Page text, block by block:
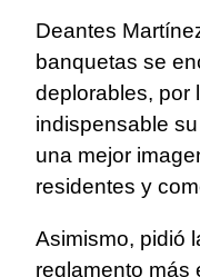
Deantes
banquetas se
deplorables, por
indispensable
una mejor
residentes y
Asimismo, pidió
reglamento más